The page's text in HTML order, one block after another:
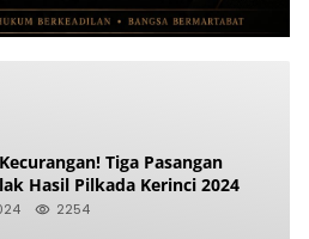
Tiga Pasangan
Hasil Pilkada Kerinci 2024
2254